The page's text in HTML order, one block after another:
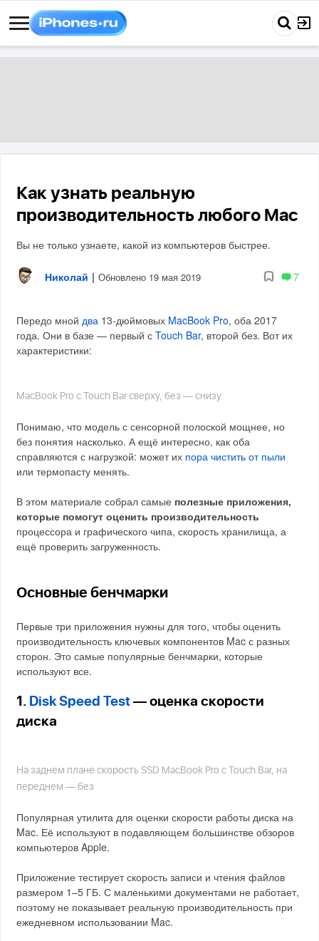
Как узнать реальную
производительность любого Mac
Вы не только узнаете, какой из компьютеров быстрее.
Николай | Обновлено 19 мая 2019 7
Передо мнойдва 13-дюймовых MacBook Pro, оба 2017
года. Они в базе — первый сTouch Bar, второй без. Вот их
характеристики:
MacBook Pro с Touch Bar сверху, без — снизу
Понимаю, что модель с сенсорной полоской мощнее, но
без понятия насколько. А ещё интересно, как оба
справляются с нагрузкой: может их пора чистить от пыли
или термопасту менять.
В этом материале собрал самые полезные приложения,
которые помогут оценить производительность
процессора и графического чипа, скорость хранилища, а
ещё проверить загруженность.
Основные бенчмарки
Первые три приложения нужны для того, чтобы оценить
производительность ключевых компонентов Mac с разных
сторон. Это самые популярные бенчмарки, которые
используют все.
1. Disk Speed Test — оценка скорости
диска
На заднем плане скорость SSD MacBook Pro с Touch Bar, на
переднем — без
Популярная утилита для оценки скорости работы диска на
Mac. Её используют в подавляющем большинстве обзоров
компьютеров Apple.
Приложение тестирует скорость записи и чтения файлов
размером 1–5 ГБ. С маленькими документами не работает,
поэтому не показывает реальную производительность при
ежедневном использовании Mac.